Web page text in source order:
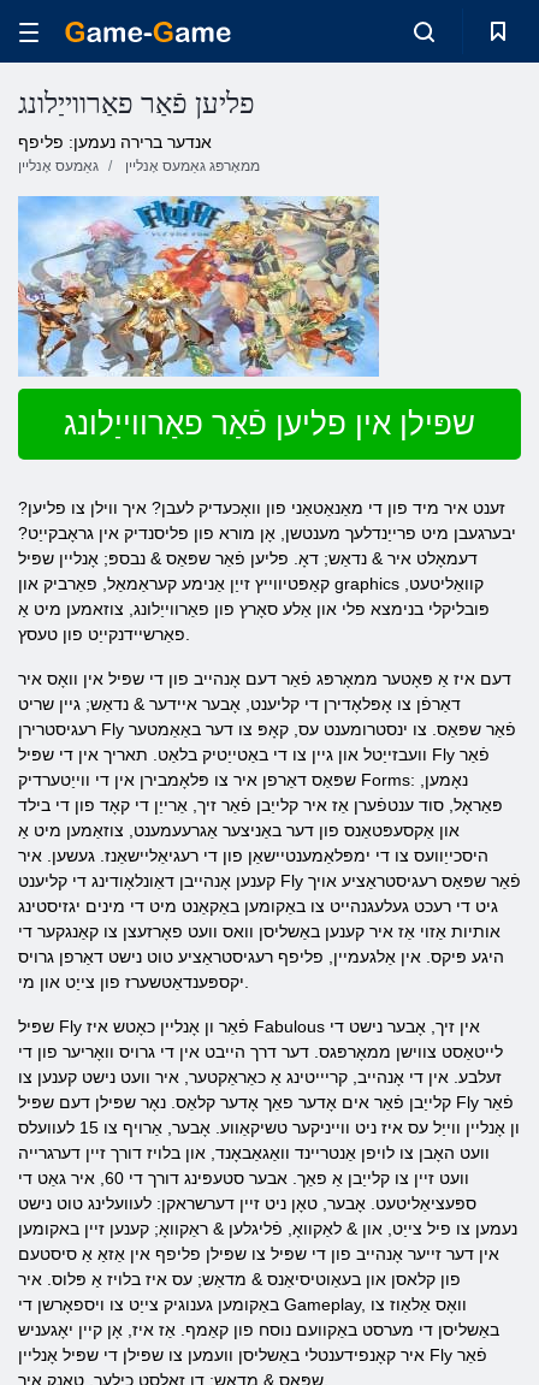
פליען פֿאַר פאַרווייַלונג
אנדער ברירה נעמען: פליפף
גאַמעס אָנליין ממאָרפּג גאַמעס אָנליין
שפּילן אין פליען פֿאַר פאַרווייַלונג
זענט איר מיד פון די מאַנאַטאַני פון וואָכעדיק לעבן? איך ווילן צו פליען?
יבערגעבן מיט פרייַנדלעך מענטשן, אָן מורא פון פליסנדיק אין גראָבקייַט?
דעמאָלט איר & נדאַש; דאָ. פליען פֿאַר שפּאַס & נבספּ; אָנליין שפּיל
קאַפּטיווייץ זייַן אַנימע קעראַמאַל, פאַרביק און graphics קוואַליטעט,
פּובליקלי בנימצא פלי און אַלע סאָרץ פון פאַרווייַלונג, צוזאמען מיט אַ
דעם איז אַ פּאָטער ממאָרפּג פֿאַר דעם אָנהייב פון די שפּיל אין וואָס איר
דאַרפֿן צו אָפּלאָדירן די קליענט, אָבער איידער & נדאַש; גיין שריט
רעגיסטרירן Fly פֿאַר שפּאַס. צו ינסטרומענט עס, קאָפּ צו דער באַאַמטער
וועבזייַטל און גיין צו די באַטייַטיק בלאַט. תאריך אין די שפּיל Fly פֿאַר
שפּאַס דאַרפן איר צו פּלאָמבירן אין די ווייַטערדיק Forms: נאָמען,
פּאַראָל, סוד ענטפֿערן אַז איר קלייַבן פֿאַר זיך, אַרייַן די קאָד פון די בילד
און אַקסעפּטאַנס פון דער באַניצער אַגרעעמענט, צוזאַמען מיט אַ
היסכייַוועס צו די ימפּלאַמענטיישאַן פון די רעגיאַליישאַנז. געשען. איר
קענען אָנהייבן דאַונלאָודינג די קליענט Fly פֿאַר שפּאַס רעגיסטראַציע אויך
גיט די רעכט געלעגנהייט צו באַקומען באַקאַנט מיט די מינים יגזיסטינג
אותיות אַזוי אַז איר קענען באַשליסן וואס וועט פאָרזעצן צו קאַנגקער די
היגע פּיקס. אין אַלגעמיין, פליפף רעגיסטראַציע טוט נישט דאַרפן גרויס
שפּיל Fly פֿאַר ון אָנליין כאָטש איז Fabulous אין זיך, אָבער נישט די
לייטאַסט צווישן ממאָרפּגס. דער דרך הייבט אין די גרויס וואָריער פון די
זעלבע. אין די אָנהייב, קריייטינג אַ כאַראַקטער, איר וועט נישט קענען צו
קלייַבן פֿאַר אים אָדער פאַך אָדער קלאַס. נאָר שפּילן דעם שפּיל Fly פֿאַר
ון אָנליין ווייַל עס איז ניט ווייניקער טשיקאַווע. אָבער, אַרויף צו 15 לעוועלס
וועט האָבן צו לויפן אַנטריינד וואַגאַבאָנד, און בלויז דורך זיין דערגרייה
וועט זיין צו קלייַבן אַ פאַך. אבער סטעפּינג דורך די 60, איר גאַט די
ספּעציאַליטעט. אָבער, טאָן ניט זיין דערשראקן: לעוועלינג טוט נישט
נעמען צו פיל צייַט, און & לאַקוואָ, פֿליגלען & ראַקוואָ; קענען זיין באקומען
אין דער זייער אָנהייב פון די שפּיל צו שפּילן פליפף אין אַזאַ אַ סיסטעם
פון קלאסן און בעאַוטיסיאַנס & מדאַש; עס איז בלויז אַ פּלוס. איר
באַקומען גענוגיק צייַט צו ויספאָרשן די Gameplay, וואָס אַלאַוז צו
באַשליסן די מערסט באַקוועם נוסח פון קאַמף. אַז איז, אָן קיין יאָגעניש
איר קאָנפידענטלי באַשליסן וועמען צו שפּילן די שפּיל אָנליין Fly פֿאַר